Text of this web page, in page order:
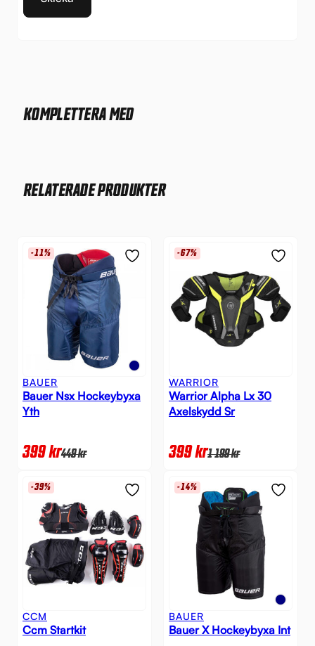
KOMPLETTERA MED
RELATERADE PRODUKTER
-11%
BAUER
Bauer Nsx Hockeybyxa
Yth
399kr449kr
-67%
WARRIOR
Warrior Alpha Lx 30
Axelskydd Sr
399kr1 199kr
-39%
CCM
Ccm Startkit
-14%
BAUER
Bauer X Hockeybyxa Int